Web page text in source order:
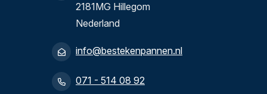
2181MG Hillegom
Nederland
info@bestekenpannen.nl
071 - 514 08 92